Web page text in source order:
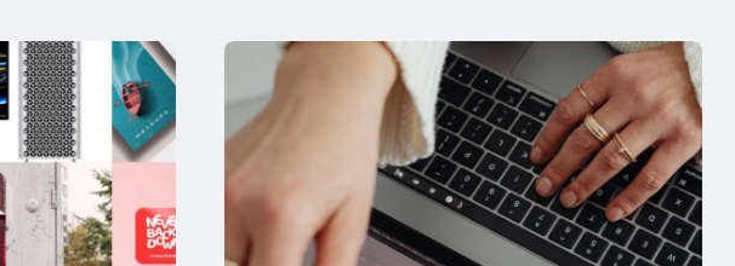
Darmowe mockupy #2 — 20 plików do wizualizacji projektów